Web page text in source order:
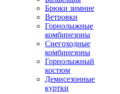
Брюки зимние
Ветровки
Горнолыжные
комбинезоны
Снегоходные
комбинезоны
Горнолыжный
костюм
Демисезонные
куртки